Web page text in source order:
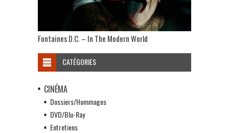
Fontaines D.C. – In The Modern World
CATÉGORIES
CINÉMA
Dossiers/Hommages
DVD/Blu-Ray
Entretiens